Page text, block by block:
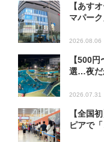
【あす
マパー
2026.08.06
【500
選…夜だ
2026.07.31
【全国
ピアで